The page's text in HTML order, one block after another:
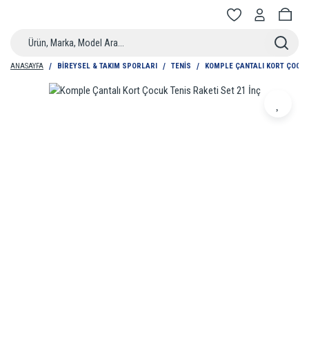
ANASAYFA BIREYSEL & TAKIM SPORLARI TENIS KOMPLE ÇANTALI KORT